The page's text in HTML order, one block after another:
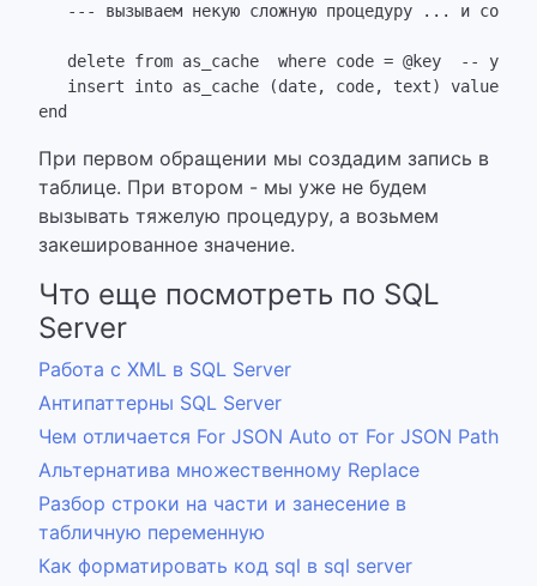
--- вызываем некую сложную процедуру ... и
delete from as_cache  where code = @key  --
insert into as_cache (date, code, text)
При первом обращении мы создадим запись в
таблице. При втором - мы уже не будем
вызывать тяжелую процедуру, а возьмем
закешированное значение.
Что еще посмотреть по SQL
Server
Работа с XML в SQL Server
Антипаттерны SQL Server
Чем отличается For JSON Auto от For JSON Path
Альтернатива множественному Replace
Разбор строки на части и занесение в
табличную переменную
Как форматировать код sql в sql server